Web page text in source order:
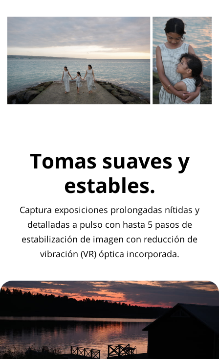
Tomas suaves y
estables.
Captura exposiciones prolongadas nítidas y
detalladas a pulso con hasta 5 pasos de
estabilización de imagen con reducción de
vibración (VR) óptica incorporada.